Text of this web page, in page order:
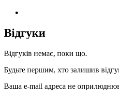
Відгуки
Відгуків немає, поки що.
Будьте першим, хто залишив
Ваша e-mail адреса не